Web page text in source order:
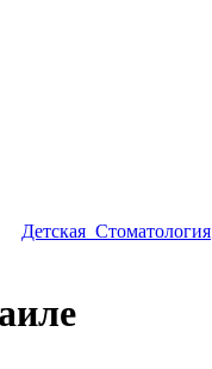
Детская_Стоматология